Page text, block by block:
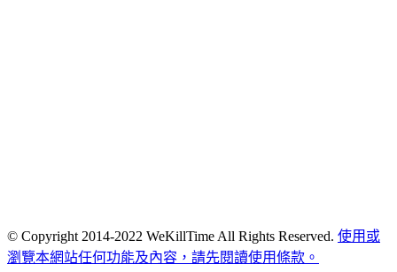
© Copyright 2014-2022 WeKillTime All Rights Reserved. 使用或
瀏覽本網站任何功能及內容，請先閱讀使用條款。